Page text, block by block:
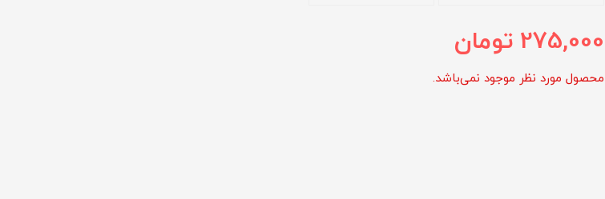
275,000 تومان
محصول مورد نظر موجود نمی‌باشد.